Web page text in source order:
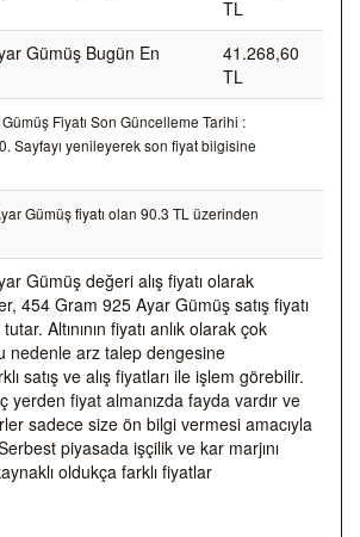
TL
Gümüş Bugün En
41.268,60
TL
Fiyatı Son Güncelleme Tarihi :
Sayfayı yenileyerek son fiyat bilgisine
Gümüş fiyatı olan 90.3 TL üzerinden
Gümüş değeri alış fiyatı olarak
454 Gram 925 Ayar Gümüş satış fiyatı
Altınının fiyatı anlık olarak çok
nedenle arz talep dengesine
satış ve alış fiyatları ile işlem görebilir.
yerden fiyat almanızda fayda vardır ve
sadece size ön bilgi vermesi amacıyla
piyasada işçilik ve kar marjını
oldukça farklı fiyatlar